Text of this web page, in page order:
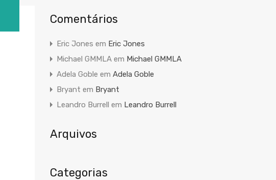
Comentários
Eric Jones em Eric Jones
Michael GMMLAem Michael GMMLA
Adela Goble em Adela Goble
Bryant em Bryant
Leandro Burrell em Leandro Burrell
Arquivos
Categorias